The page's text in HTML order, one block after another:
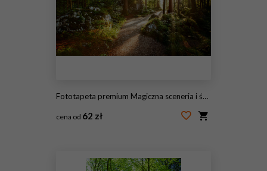
Fototapeta premium Magiczna sceneria i ścieżka przez lasy w porannym słońcu.
cena od 62 zł